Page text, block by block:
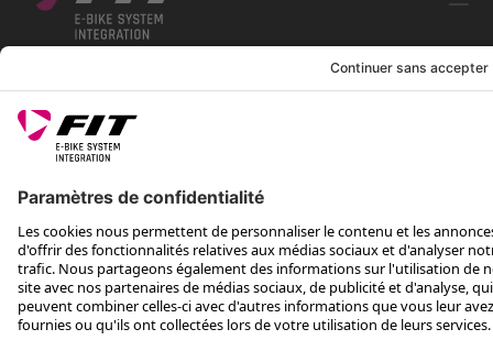
SUIS-NOUS SUR
*Prix conseillé avec TVA. Hors frais de transport
Rotax Bike Technology AG © 2025